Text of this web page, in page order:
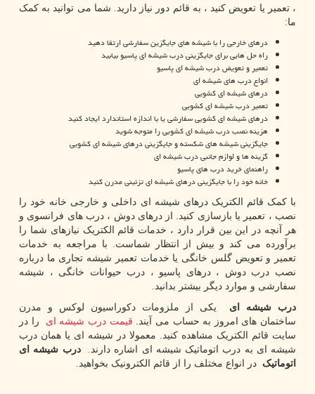
، تعمیر یا تعویض کنید ، به قائم دور نیاز دارید. شما می توانید به کمک
ما:
درهای خارجی را با شیشه های جایگزین سفارشی ارتقا دهید
راه حل هایی برای جایگزینی درب شیشه ای پاسیو بیابید
تعمیر و تعویض درب شیشه ای پاسیو
انواع درب های شیشه ای
درهای شیشه ای کشویی
تعمیر درب شیشه ای کشویی
درهای شیشه ای کشویی سفارشی یا با اندازه استاندارد ایجاد کنید
هزینه نصب درب شیشه ای کشویی را متوجه شوید
جایگزینی شیشه های شکسته و جایگزینی درهای شیشه ای کشویی
گزینه ها و لوازم جانبی درب شیشه ای
راهنمای خرید درب های پاسیو
خانه خود را با جایگزینی درهای شیشه ای تزئینی مدرن کنید
با کمک قائم الکتریک درهای شیشه ای داخلی و خارجی خانه خود را
نصب ، تعمیر یا بازسازی کنید. از درهای دوش ، درب های فرانسوی و
هر آنچه در این بین قرار دارد ، خدمات قائم الکتریک نیازهای شما را
برآورده می کند و بیش از انتظار شماست. با مراجعه به خدمات
تعمیر و تعویض گلس خانگی یا خدمات تعمیر شیشه تجاری ما درباره
نصب درب دوش ، درهای پاسیو ، درب حیوانات خانگی ، شیشه
سفارشی و موارد دیگر بیشتر بدانید.
درب شیشه ای یکی از ملزومات دکوراسیون لوکس و مدرن
ساختمان های امروز به حساب می آیند. قیمت درب شیشه ای را در
سایت قائم الکتریک مشاهده کنید. معمولا در شیشه ای یا همان درب
شیشه ای به درب اتوماتیک شیشه ای اشاره دارند.درب شیشه ای
اتوماتیک در انواع مختلف را از قائم الکترونیک بخواهید.